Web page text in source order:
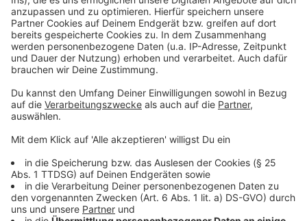
Anzeige
Die Meldung der Stadt
unter
Infos zum Digitalen Bürgerservice:
Anzeige